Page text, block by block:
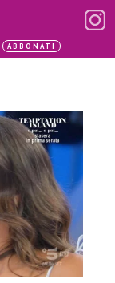
ABBONATI